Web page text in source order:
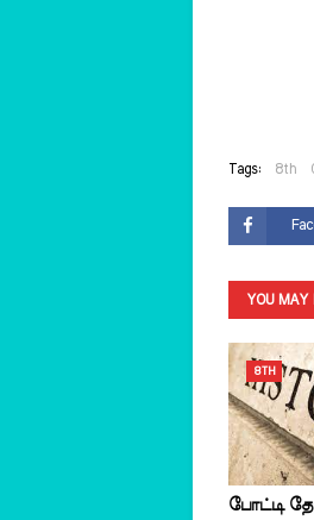
Tags: 8th
YOU MAY
8TH
போட்டி